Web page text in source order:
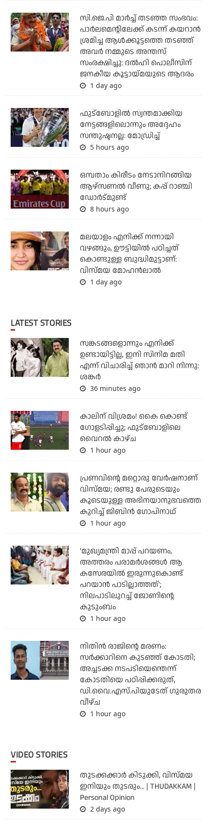
സി.ജെ.പി മാര്‍ച്ച് തടഞ്ഞ സംഭവം:
പാര്‍ലമെന്റിലേക്ക് കടന്ന് കയറാന്‍
ശ്രമിച്ച ആള്‍ക്കൂട്ടത്തെ തടഞ്ഞ്
അവര്‍ നമ്മുടെ അന്തസ്
സംരക്ഷിച്ചു: ദല്‍ഹി പൊലീസിന്
ജനകീയ കൂട്ടായ്മയുടെ ആദരം
1 day ago
ഫുട്ബോളില്‍ സ്വന്തമാക്കിയ
നേട്ടങ്ങളിലൊന്നും അദ്ദേഹം
സന്തുഷ്ടനല്ല: മോഡ്രിച്ച്
5 hours ago
ഒമ്പതാം കിരീടം നേടാനിറങ്ങിയ
ആഴ്സണല്‍ വീണു; കപ്പ് റാഞ്ചി
ഡോര്‍ട്മുണ്ട്
8 hours ago
മലയാളം എനിക്ക് നന്നായി
വഴങ്ങും, ഊട്ടിയില്‍ പഠിച്ചത്
കൊണ്ടുള്ള ബുദ്ധിമുട്ടാണ്:
വിസ്മയ മോഹന്‍ലാല്‍
1 day ago
LATEST STORIES
സങ്കടങ്ങളൊന്നും എനിക്ക്
ഉണ്ടായിട്ടില്ല, ഇനി സിനിമ മതി
എന്ന് വിചാരിച്ച് ഞാന്‍ മാറി നിന്നു:
ശങ്കര്‍
36 minutes ago
കാലിന് വിശ്രമം! കൈ കൊണ്ട്
ഗോളടിപ്പിച്ചു; ഫുട്‌ബോളിലെ
വൈറല്‍ കാഴ്ച
1 hour ago
പ്രണവിന്റെ മറ്റൊരു വേർഷനാണ്
വിസ്മയ; രണ്ടു പേരുടെയും
കൂടെയുള്ള അഭിനയാനുഭവത്തെ
കുറിച്ച് ജിബിൻ ഗോപിനാഥ്
1 hour ago
'മുഖ്യമന്ത്രി മാപ്പ് പറയണം,
അത്തരം പരാമര്‍ശങ്ങള്‍ ആ
കസേരയില്‍ ഇരുന്നുകൊണ്ട്
പറയാന്‍ പാടില്ലാത്തത്';
നിലപാടിലുറച്ച് ജോണിന്റെ
കുടുംബം
1 hour ago
നിതിന്‍ രാജിന്റെ മരണം:
സര്‍ക്കാറിനെ കുടഞ്ഞ് കോടതി;
അച്ചടക്ക നടപടിയെന്തെന്ന്
കോടതിയെ പഠിപ്പിക്കരുത്,
ഡി.വൈ.എസ്.പിയുടേത് ഗുരുതര
വീഴ്ച
1 hour ago
VIDEO STORIES
തുടക്കക്കാര്‍ കിടുക്കി, വിസ്മയ
ഇനിയും തുടരും... | THUDAKKAM |
Personal Opinion
2 days ago